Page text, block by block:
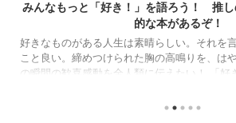
き！」を語ろう！ 推しの語り方を語る画期
生は素晴らしい。それを言葉にできればなおの
られた胸の高鳴りを、はやる心臓の鼓動を、あ
全人類に伝えたい！ 「好き」「大好き」「尊
しまう！私には人に伝える力がない……！